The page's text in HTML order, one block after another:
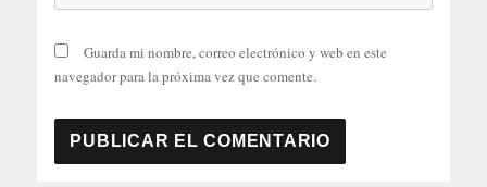
Guarda mi nombre, correo electrónico y web en este
navegador para la próxima vez que comente.